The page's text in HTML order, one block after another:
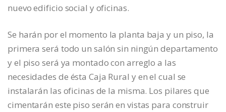
nuevo edificio social y oficinas.
Se harán por el momento la planta baja y un piso, la
primera será todo un salón sin ningún departamento
y el piso será ya montado con arreglo a las
necesidades de ésta Caja Rural y en el cual se
instalarán las oficinas de la misma. Los pilares que
cimentarán este piso serán en vistas para construir